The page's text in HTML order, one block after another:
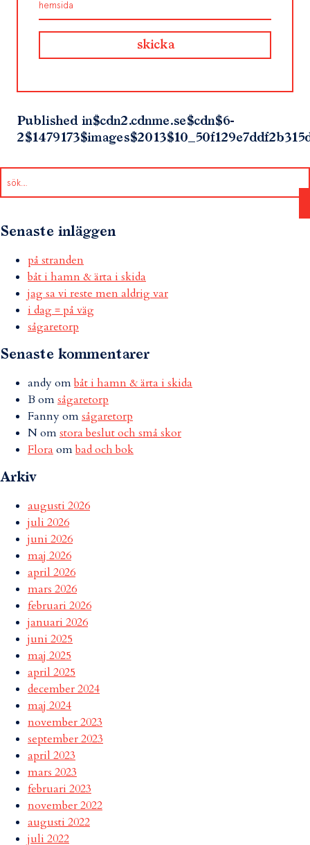
Published in$cdn2.cdnme.se$cdn$6-
Senaste inläggen
på stranden
båt i hamn & ärta i skida
jag sa vi reste men aldrig var
i dag = på väg
sågaretorp
Senaste kommentarer
andyombåt i hamn & ärta i skida
B omsågaretorp
Fannyomsågaretorp
Nomstora beslut och små skor
Flora ombad och bok
Arkiv
augusti 2026
juli 2026
juni 2026
maj 2026
april 2026
mars 2026
februari 2026
januari 2026
juni 2025
maj 2025
april 2025
december 2024
maj 2024
november 2023
september 2023
april 2023
mars 2023
februari 2023
november 2022
augusti 2022
juli 2022